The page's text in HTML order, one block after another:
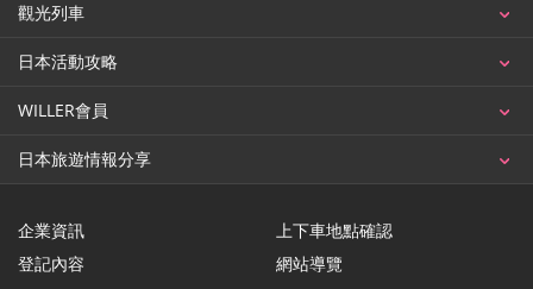
觀光列車
日本活動攻略
WILLER會員
日本旅遊情報分享
企業資訊
登記內容
上下車地點確認
網站導覽